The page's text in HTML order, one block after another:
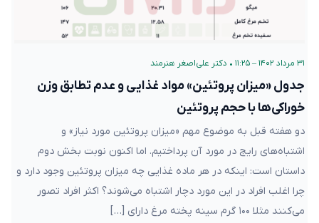
۳۱ مرداد ۱۴۰۲ – ۱۱:۲۵ • دکتر علی‌اصغر هنرمند
جدول «میزان پروتئین» مواد غذایی و عدم تطابق وزن
خوراکی‌ها با حجم پروتئین
دو هفته قبل به موضوع مهم «میزان پروتئین مورد نیاز» و
اشتباه‌های رایج در مورد آن پرداختیم. اما اکنون نوبت بخش دوم
داستان است: اینکه در هر ماده غذایی چه میزان پروتئین وجود دارد و
چرا اغلب افراد در این مورد دچار اشتباه می‌شوند؟ اکثر افراد تصور
می‌کنند مثلا ۱۰۰ گرم سینه پخته مرغ دارای […]